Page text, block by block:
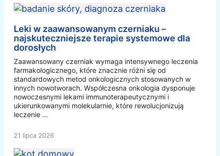
Leki w zaawansowanym czerniaku –
najskuteczniejsze terapie systemowe dla
dorosłych
Zaawansowany czerniak wymaga intensywnego leczenia
farmakologicznego, które znacznie różni się od
standardowych metod onkologicznych stosowanych w
innych nowotworach. Współczesna onkologia dysponuje
nowoczesnymi lekami immunoterapeutycznymi i
ukierunkowanymi molekularnie, które rewolucjonizują
leczenie …
21 lipca 2026